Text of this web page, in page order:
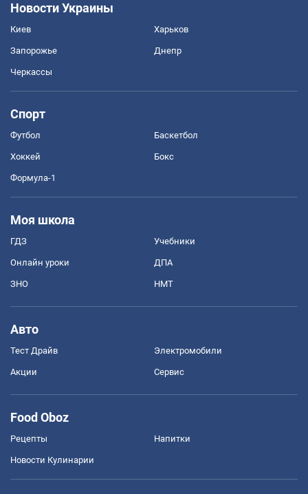
Новости Украины
Киев Харьков
Запорожье Днепр
Черкассы
Спорт
Футбол Баскетбол
Хоккей Бокс
Формула-1
Моя школа
ГДЗ Учебники
Онлайн уроки ДПА
ЗНО НМТ
Авто
Тест Драйв Электромобили
Акции Сервис
Food Oboz
Рецепты Напитки
Новости Кулинарии